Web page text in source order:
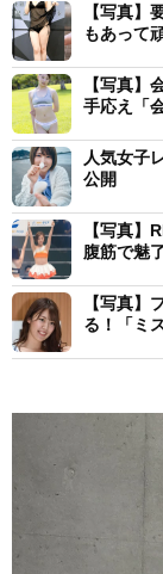
【写真
もあって
【写真】
手応え「
人気女子
公開
【写真
腹筋で魅
【写真
る！「ミ